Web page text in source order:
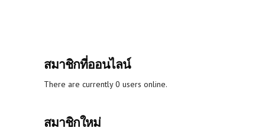
สมาชิกที่ออนไลน์
There are currently 0 users online.
สมาชิกใหม่